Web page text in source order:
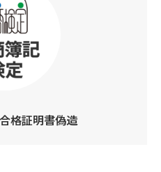
格証明書偽造